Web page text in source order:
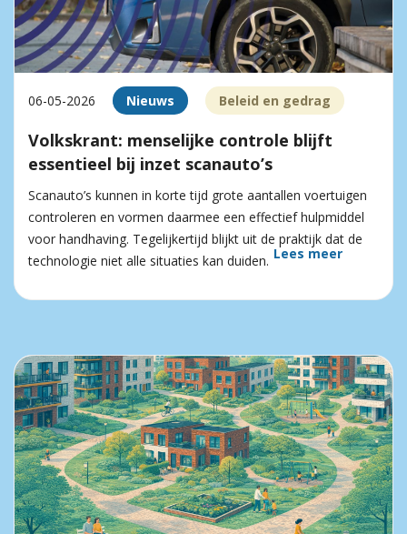
06-05-2026 Nieuws Beleid en gedrag
Volkskrant: menselijke controle blijft
essentieel bij inzet scanauto’s
Scanauto’s kunnen in korte tijd grote aantallen voertuigen
controleren en vormen daarmee een effectief hulpmiddel
voor handhaving. Tegelijkertijd blijkt uit de praktijk dat de
technologie niet alle situaties kan duiden. Lees meer